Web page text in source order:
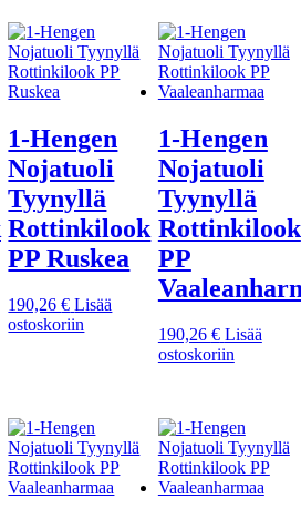
1-Hengen
Nojatuoli
Tyynyllä
Rottinkilook
PP Ruskea
190,26€ Lisää
ostoskoriin
1-Hengen
Nojatuoli
Tyynyllä
Rottinkilook
PP
190,26 € Lisää
ostoskoriin